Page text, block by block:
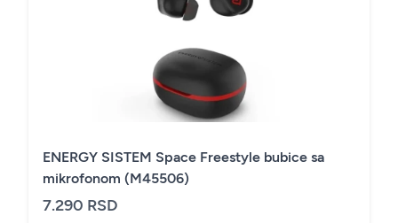
ENERGY SISTEM Space Freestyle bubice sa
mikrofonom (M45506)
7.290 RSD